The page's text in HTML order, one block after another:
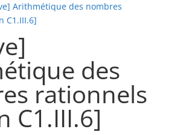
Arithmétique des nombres
C1.III.6]
des
rationnels
C1.III.6]